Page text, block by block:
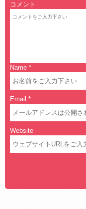
コメント
Name *
Email *
Website